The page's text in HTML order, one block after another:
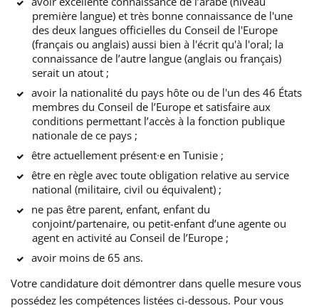
première langue) et très bonne connaissance de l'une
des deux langues officielles du Conseil de l'Europe
(français ou anglais) aussi bien à l'écrit qu'à l'oral; la
connaissance de l’autre langue (anglais ou français)
serait un atout ;
avoir la nationalité du pays hôte ou de l'un des 46 États
membres du Conseil de l’Europe et satisfaire aux
conditions permettant l’accès à la fonction publique
nationale de ce pays ;
être actuellement présent∙e en Tunisie ;
être en règle avec toute obligation relative au service
national (militaire, civil ou équivalent) ;
ne pas être parent, enfant, enfant du
conjoint/partenaire, ou petit-enfant d’une agente ou
agent en activité au Conseil de l’Europe ;
avoir moins de 65 ans.
Votre candidature doit démontrer dans quelle mesure vous
possédez les compétences listées ci-dessous. Pour vous